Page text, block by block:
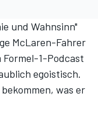
und Wahnsinn"
McLaren-Fahrer
1-Podcast
egoistisch.
was er